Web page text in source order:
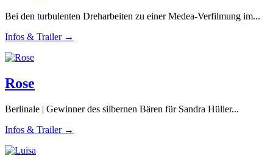
Bei den turbulenten Dreharbeiten zu einer Medea-Verfilmung im...
Infos & Trailer →
Rose
Berlinale | Gewinner des silbernen Bären für Sandra Hüller...
Infos & Trailer →